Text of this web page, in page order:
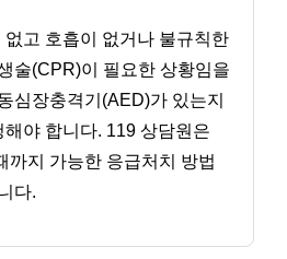
없고 호흡이 없거나 불규칙한
술(CPR)이 필요한 상황임을
심장충격기(AED)가 있는지
야 합니다. 119 상담원은
까지 가능한 응급처치 방법
다.